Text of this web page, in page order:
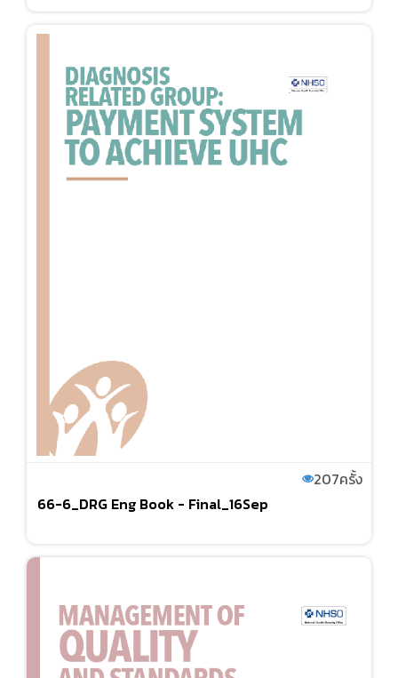
207ครั้ง
66-6_DRG Eng Book - Final_16Sep